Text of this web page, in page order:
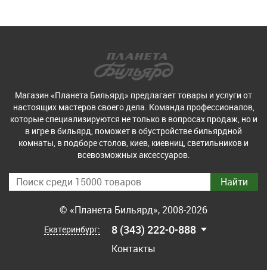
Магазин «Планета Бильярд» предлагает товары и услуги от
настоящих мастеров своего дела. Команда профессионалов,
которые специализируются не только в вопросах продаж, но и
в игре в бильярд, поможет в обустройстве бильярдной
комнаты, в подборе столов, киев, киевниц, светильников и
всевозможных аксессуаров.
© «Планета Бильярд», 2008-2026
Екатеринбург: 8 (343) 222-0-888
Контакты